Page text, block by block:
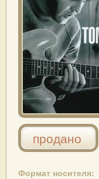
продано
Формат носителя: